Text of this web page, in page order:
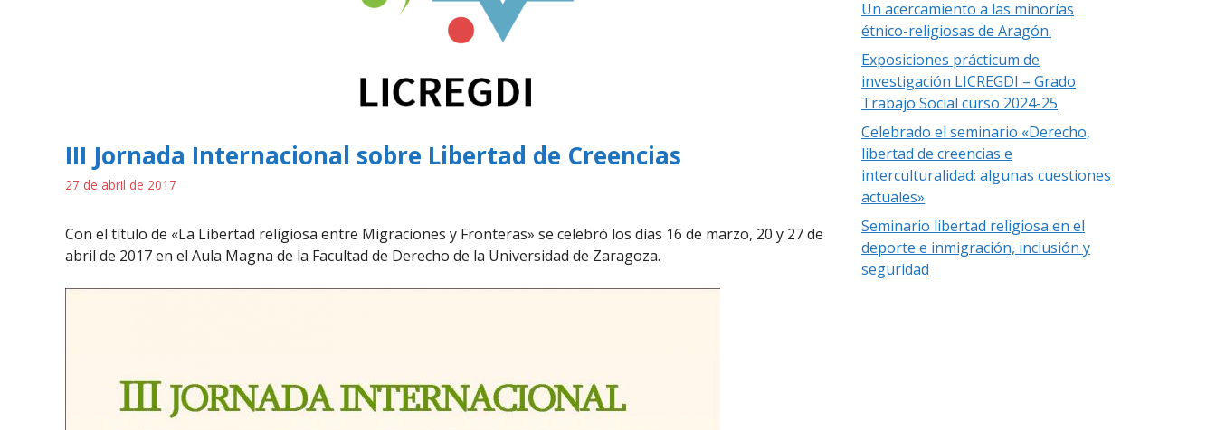
III Jornada Internacional sobre Libertad de Creencias
27 de abril de 2017
Con el título de «La Libertad religiosa entre Migraciones y Fronteras» se celebró los días 16 de marzo, 20 y 27 de
abril de 2017 en el Aula Magna de la Facultad de Derecho de la Universidad de Zaragoza.
Un acercamiento a las minorías
étnico-religiosas de Aragón.
Exposiciones prácticum de
investigación LICREGDI – Grado
Trabajo Social curso 2024-25
Celebrado el seminario «Derecho,
libertad de creencias e
interculturalidad: algunas cuestiones
actuales»
Seminario libertad religiosa en el
deporte e inmigración, inclusión y
seguridad